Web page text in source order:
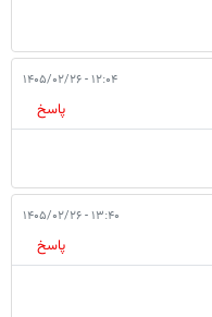
۱۲:۰۴ - ۱۴۰۵/۰۲/۲۶
پاسخ
۱۳:۴۰ - ۱۴۰۵/۰۲/۲۶
پاسخ